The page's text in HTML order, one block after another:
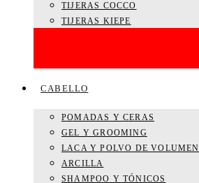
TIJERAS COCCO
TIJERAS KIEPE
CABELLO
POMADAS Y CERAS
GEL Y GROOMING
LACA Y POLVO DE VOLUMEN
ARCILLA
SHAMPOO Y TÓNICOS